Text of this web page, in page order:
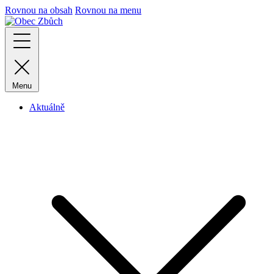
Rovnou na obsah Rovnou na menu
Menu
Aktuálně